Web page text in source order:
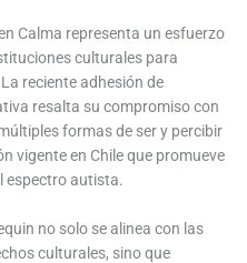
Calma representa un esfuerzo
culturales para
reciente adhesión de
resalta su compromiso con
formas de ser y percibir
vigente en Chile que promueve
espectro autista.
no solo se alinea con las
culturales, sino que